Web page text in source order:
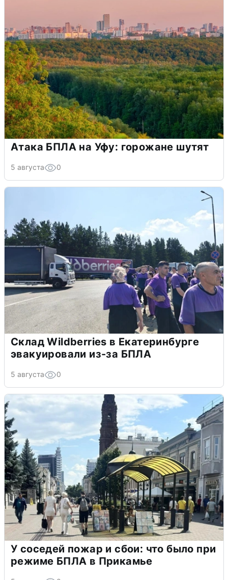
Атака БПЛА на Уфу: горожане шутят
5 августа 0
Склад Wildberries в Екатеринбурге
эвакуировали из-за БПЛА
5 августа 0
У соседей пожар и сбои: что было при
режиме БПЛА в Прикамье